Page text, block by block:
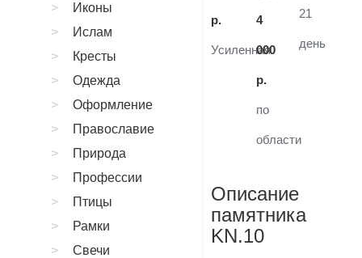
р.
Усиленная
4
000
р.
по
области
21
день
Описание
памятника
KN.10
Иконы
Ислам
Кресты
Одежда
Оформление
Православие
Природа
Профессии
Птицы
Рамки
Свечи